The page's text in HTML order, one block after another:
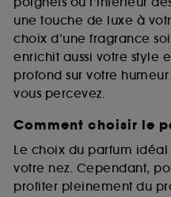
une touche de luxe à
choix d’une fragrance
enrichit aussi votre style
profond sur votre
vous percevez.
Comment choisir le
Le choix du parfum
votre nez. Cependant,
profiter pleinement du
vous faire bénéficier
prolongée vous
compte lors de votre
sans saisir à nouveau
passe.
A l'exception des
lecture de ces traceurs
pouvez personnaliser
de ces cookies grâce au
choix" ci-dessous ou